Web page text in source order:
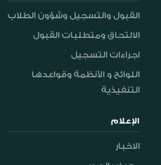
القبول والتسجيل وشؤون الطلاب
الالتحاق ومتطلبات القبول
اجراءات التسجيل
اللوائح و الأنظمة وقواعدها
التنفيذية
الإعلام
الاخبار